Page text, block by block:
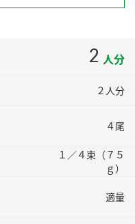
2 人分
２人分
４尾
１／４束（７５
ｇ）
適量